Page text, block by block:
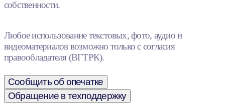
собственности.
Любое использование текстовых, фото, аудио и
видеоматериалов возможно только с согласия
правообладателя (ВГТРК).
Сообщить об опечатке
Обращение в техподдержку